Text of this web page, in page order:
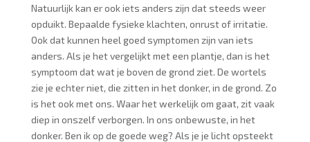
Natuurlijk kan er ook iets anders zijn dat steeds weer
opduikt. Bepaalde fysieke klachten, onrust of irritatie.
Ook dat kunnen heel goed symptomen zijn van iets
anders. Als je het vergelijkt met een plantje, dan is het
symptoom dat wat je boven de grond ziet. De wortels
zie je echter niet, die zitten in het donker, in de grond. Zo
is het ook met ons. Waar het werkelijk om gaat, zit vaak
diep in onszelf verborgen. In ons onbewuste, in het
donker. Ben ik op de goede weg? Als je je licht opsteekt